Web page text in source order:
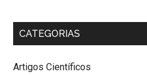
CATEGORIAS
Artigos Científicos